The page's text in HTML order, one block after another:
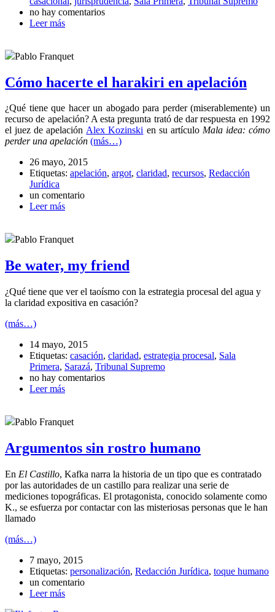
no hay comentarios
Leer más
Pablo Franquet
Cómo hacerte el harakiri en apelación
¿Qué tiene que hacer un abogado para perder (miserablemente) un
recurso de apelación? A esta pregunta trató de dar respuesta en 1992
el juez de apelaciónAlex Kozinski en su artículo Mala idea: cómo
perder una apelación (más…)
26 mayo, 2015
Etiquetas: apelación, argot, claridad, recursos, Redacción
Jurídica
un comentario
Leer más
Pablo Franquet
Be water, my friend
¿Qué tiene que ver el taoísmo con la estrategia procesal del agua y
la claridad expositiva en casación?
(más…)
14 mayo, 2015
Etiquetas: casación, claridad, estrategia procesal, Sala
Primera, Sarazá, Tribunal Supremo
no hay comentarios
Leer más
Pablo Franquet
Argumentos sin rostro humano
En El Castillo, Kafka narra la historia de un tipo que es contratado
por las autoridades de un castillo para realizar una serie de
mediciones topográficas. El protagonista, conocido solamente como
K., se esfuerza por contactar con las misteriosas personas que le han
llamado
(más…)
7 mayo, 2015
Etiquetas: personalización, Redacción Jurídica, toque humano
un comentario
Leer más